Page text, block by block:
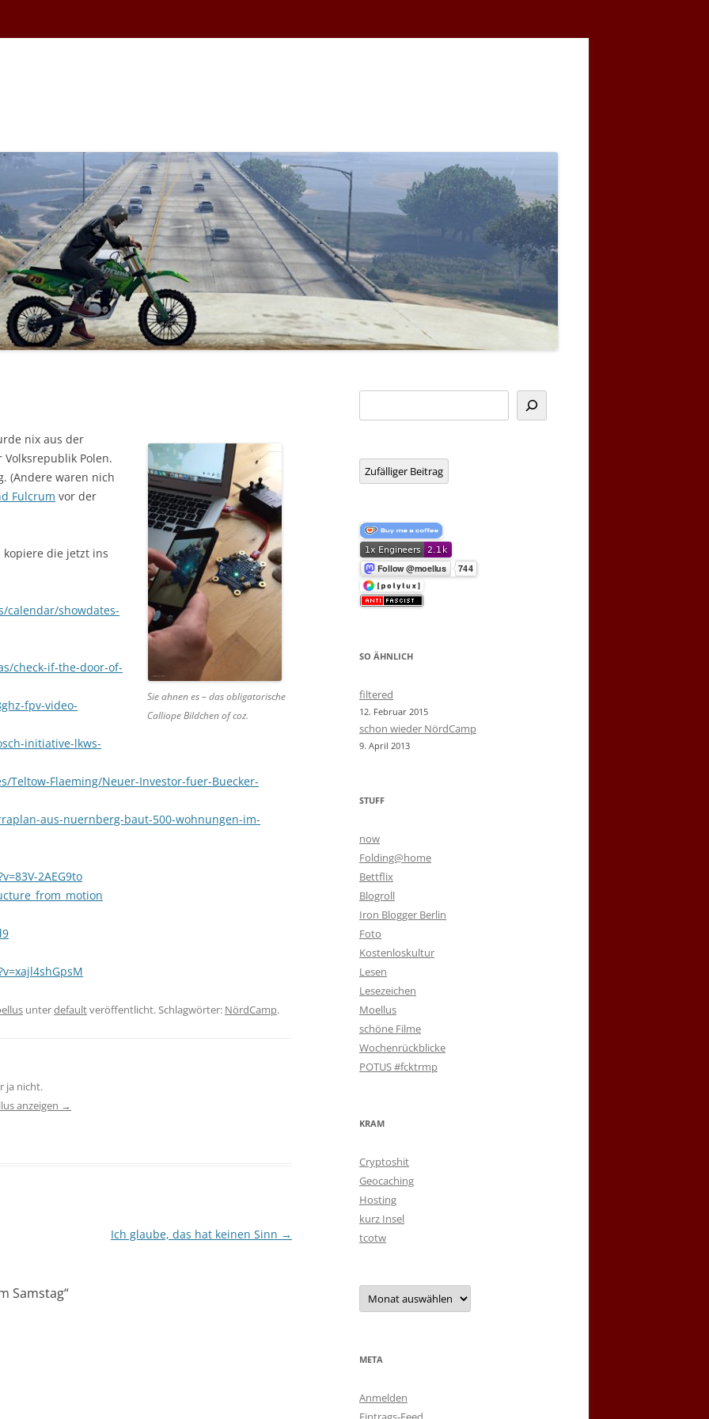
Sie ahnen es – das obligatorische
Calliope Bildchen of coz.
nix aus der
Polen.
(Andere waren nich
Fulcrum vor der
die jetzt ins
calendar/showdates-
check-if-the-door-of-
fpv-video-
initiative-lkws-
Teltow-Flaeming/Neuer-Investor-fuer-Buecker-
aus-nuernberg-baut-500-wohnungen-im-
2AEG9to
unterdefaultveröffentlicht. Schlagwörter: NördCamp.
ja nicht.
anzeigen →
Ich glaube, das hat keinen Sinn →
Samstag“
Zufälliger Beitrag
SO ÄHNLICH
filtered
12. Februar 2015
schon wieder NördCamp
9. April 2013
STUFF
now
Folding@home
Bettflix
Blogroll
Iron Blogger Berlin
Foto
Kostenloskultur
Lesen
Lesezeichen
Moellus
schöne Filme
Wochenrückblicke
POTUS #fcktrmp
KRAM
Cryptoshit
Geocaching
Hosting
kurz Insel
tcotw
Archiv
META
Anmelden